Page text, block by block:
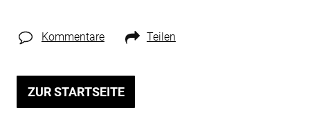
Kommentare Teilen
ZUR STARTSEITE